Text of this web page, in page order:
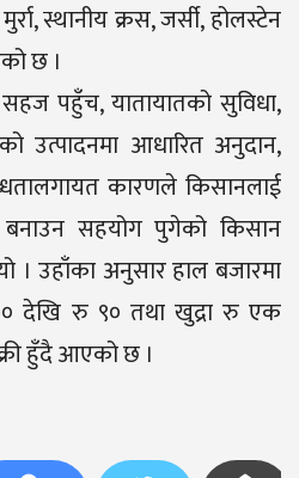
स्थानीय क्रस, जर्सी, होलस्टेन
छ ।
पहुँच, यातायातको सुविधा,
उत्पादनमा आधारित अनुदान,
कारणले किसानलाई
बनाउन सहयोग पुगेको किसान
। उहाँका अनुसार हाल बजारमा
देखि रु ९० तथा खुद्रा रु एक
हुँदै आएको छ ।